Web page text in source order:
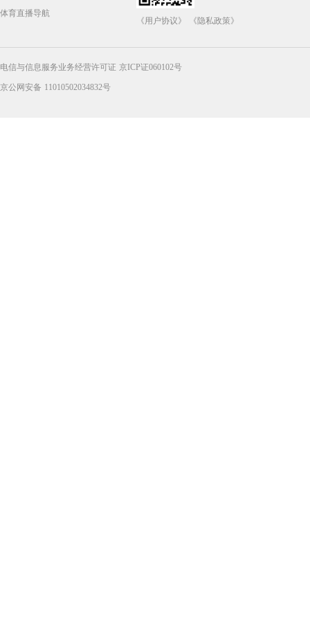
体育直播导航
《用户协议》 《隐私政策》
电信与信息服务业务经营许可证 京ICP证060102号
京公网安备 11010502034832号